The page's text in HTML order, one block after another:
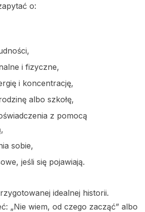
o:
i fizyczne,
i koncentrację,
albo szkołę,
z pomocą
sobie,
jeśli się pojawiają.
idealnej historii.
„Nie wiem, od czego zacząć” albo